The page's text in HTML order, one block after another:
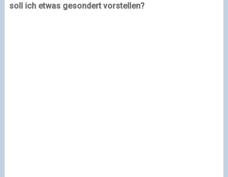
soll ich etwas gesondert vorstellen?